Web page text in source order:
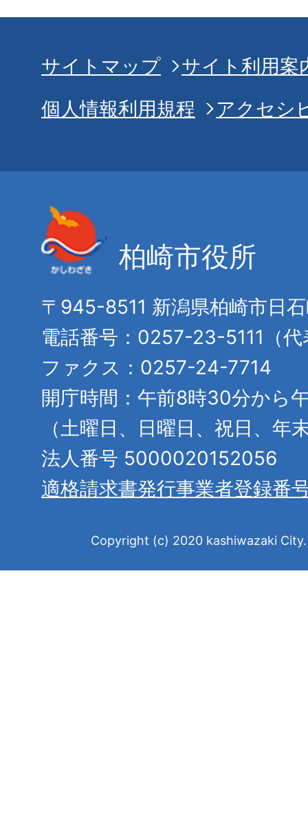
サイトマップ
サイト利用案
個人情報利用規程
アクセシ
柏崎市役所
〒945-8511 新潟県柏崎市日
電話番号：0257-23-5111（代
ファクス：0257-24-7714
開庁時間：午前8時30分から
（土曜日、日曜日、祝日、年
法人番号 5000020152056
適格請求書発行事業者登録番
Copyright (c) 2020 kashiwazaki